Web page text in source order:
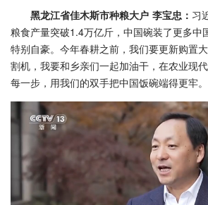
黑龙江省佳木斯市种粮大户 李宝忠： 习
粮食产量突破1.4万亿斤，中国碗装了更多中
特别自豪。今年春耕之前，我们要更新购置
割机，我要和乡亲们一起加油干，在农业现
每一步，用我们的双手把中国饭碗端得更牢。